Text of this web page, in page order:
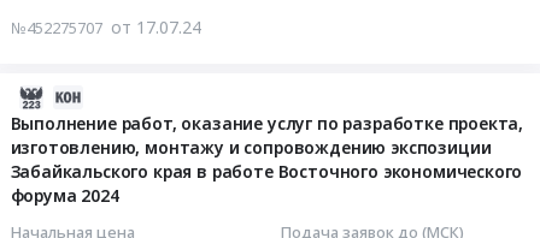
№452275707 от 17.07.24
Выполнение работ, оказание услуг по разработке проекта,
изготовлению, монтажу и сопровождению экспозиции
Забайкальского края в работе Восточного экономического
форума 2024
Начальная цена Подача заявок до (МСК)